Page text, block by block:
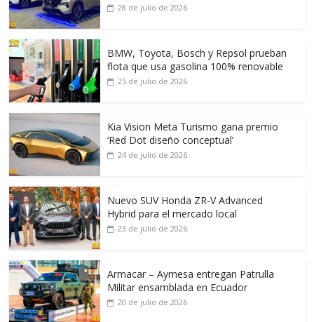
28 de julio de 2026
BMW, Toyota, Bosch y Repsol prueban
flota que usa gasolina 100% renovable
25 de julio de 2026
Kia Vision Meta Turismo gana premio
‘Red Dot diseño conceptual’
24 de julio de 2026
Nuevo SUV Honda ZR-V Advanced
Hybrid para el mercado local
23 de julio de 2026
Armacar – Aymesa entregan Patrulla
Militar ensamblada en Ecuador
20 de julio de 2026